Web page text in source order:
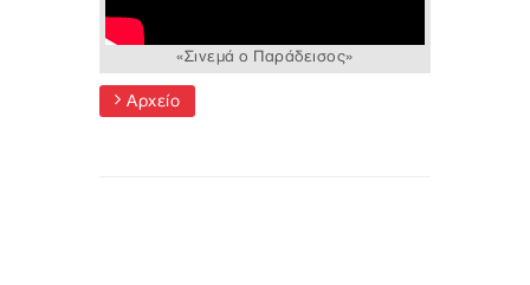
«Σινεμά ο Παράδεισος»
Αρχείο